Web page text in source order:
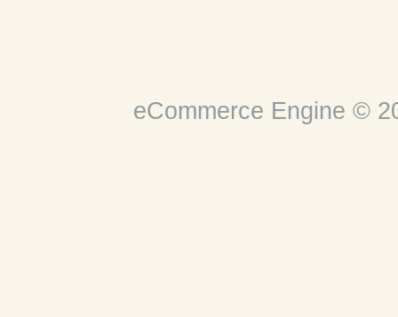
eCommerce Engine ©